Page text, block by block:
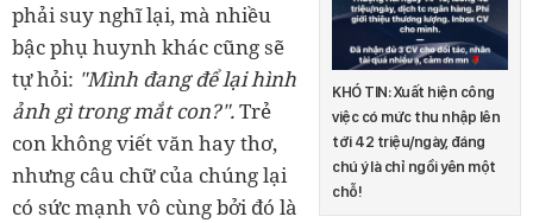
KHÓ TIN: Xuất hiện công
việc có mức thu nhập lên
tới 42 triệu/ngày, đáng
chú ý là chỉ ngồi yên một
chỗ!
phải suy nghĩ lại, mà nhiều
bậc phụ huynh khác cũng sẽ
tự hỏi: "Mình đang để lại hình
ảnh gì trong mắt con?".Trẻ
con không viết văn hay thơ,
nhưng câu chữ của chúng lại
có sức mạnh vô cùng bởi đó là